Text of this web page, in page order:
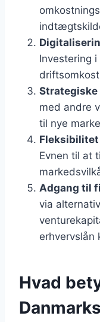
Investering
med andre
til nye
Evnen til at
Adgang til
via
erhvervslån
Hvad